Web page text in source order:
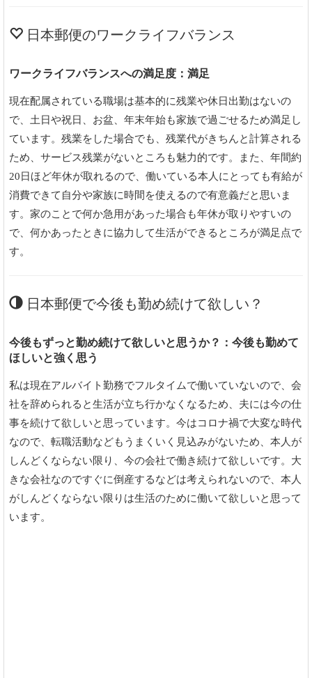
日本郵便のワークライフバランス
ワークライフバランスへの満足度：満足
現在配属されている職場は基本的に残業や休日出勤はないの
で、土日や祝日、お盆、年末年始も家族で過ごせるため満足し
ています。残業をした場合でも、残業代がきちんと計算される
ため、サービス残業がないところも魅力的です。また、年間約
20日ほど年休が取れるので、働いている本人にとっても有給が
消費できて自分や家族に時間を使えるので有意義だと思いま
す。家のことで何か急用があった場合も年休が取りやすいの
で、何かあったときに協力して生活ができるところが満足点で
す。
日本郵便で今後も勤め続けて欲しい？
今後もずっと勤め続けて欲しいと思うか？：今後も勤めて
ほしいと強く思う
私は現在アルバイト勤務でフルタイムで働いていないので、会
社を辞められると生活が立ち行かなくなるため、夫には今の仕
事を続けて欲しいと思っています。今はコロナ禍で大変な時代
なので、転職活動などもうまくいく見込みがないため、本人が
しんどくならない限り、今の会社で働き続けて欲しいです。大
きな会社なのですぐに倒産するなどは考えられないので、本人
がしんどくならない限りは生活のために働いて欲しいと思って
います。